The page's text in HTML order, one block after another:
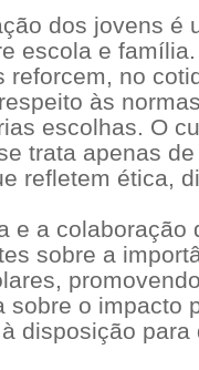
dos jovens é
escola e
reforcem, no
às
escolhas. O
trata apenas
refletem ética,
e a colaboração
sobre a
sobre o impacto
disposição para